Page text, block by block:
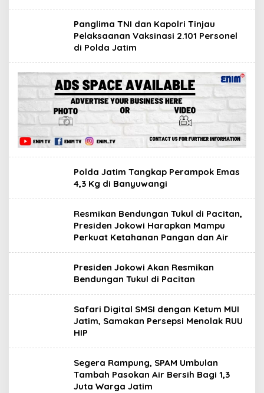
Panglima TNI dan Kapolri Tinjau
Pelaksaanan Vaksinasi 2.101 Personel
di Polda Jatim
Polda Jatim Tangkap Perampok Emas
4,3 Kg di Banyuwangi
Resmikan Bendungan Tukul di Pacitan,
Presiden Jokowi Harapkan Mampu
Perkuat Ketahanan Pangan dan Air
Presiden Jokowi Akan Resmikan
Bendungan Tukul di Pacitan
Safari Digital SMSI dengan Ketum MUI
Jatim, Samakan Persepsi Menolak RUU
HIP
Segera Rampung, SPAM Umbulan
Tambah Pasokan Air Bersih Bagi 1,3
Juta Warga Jatim